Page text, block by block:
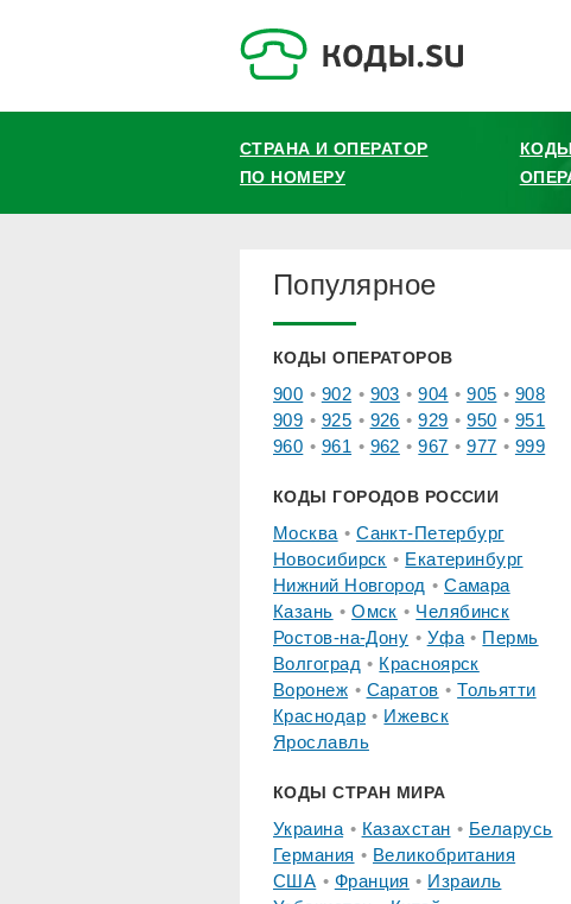
СТРАНА И ОПЕРАТОР
ПО НОМЕРУ
Популярное
КОДЫ ОПЕРАТОРОВ
900 902 903 904 905
908
909
925 926 929 950
951
960
961 962 967 977 999
КОДЫ ГОРОДОВ РОССИИ
Москва
Санкт-Петербург
Новосибирск
Екатеринбург
Нижний Новгород
Самара
Казань
Омск
Челябинск
Ростов-на-Дону
Уфа
Пермь
Волгоград
Красноярск
Воронеж
Саратов
Тольятти
Краснодар
Ижевск
Ярославль
КОДЫ СТРАН МИРА
Украина Казахстан
Беларусь
Германия
Великобритания
США
Франция
Израиль